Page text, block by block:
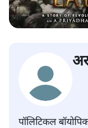
पॉलिटिकल